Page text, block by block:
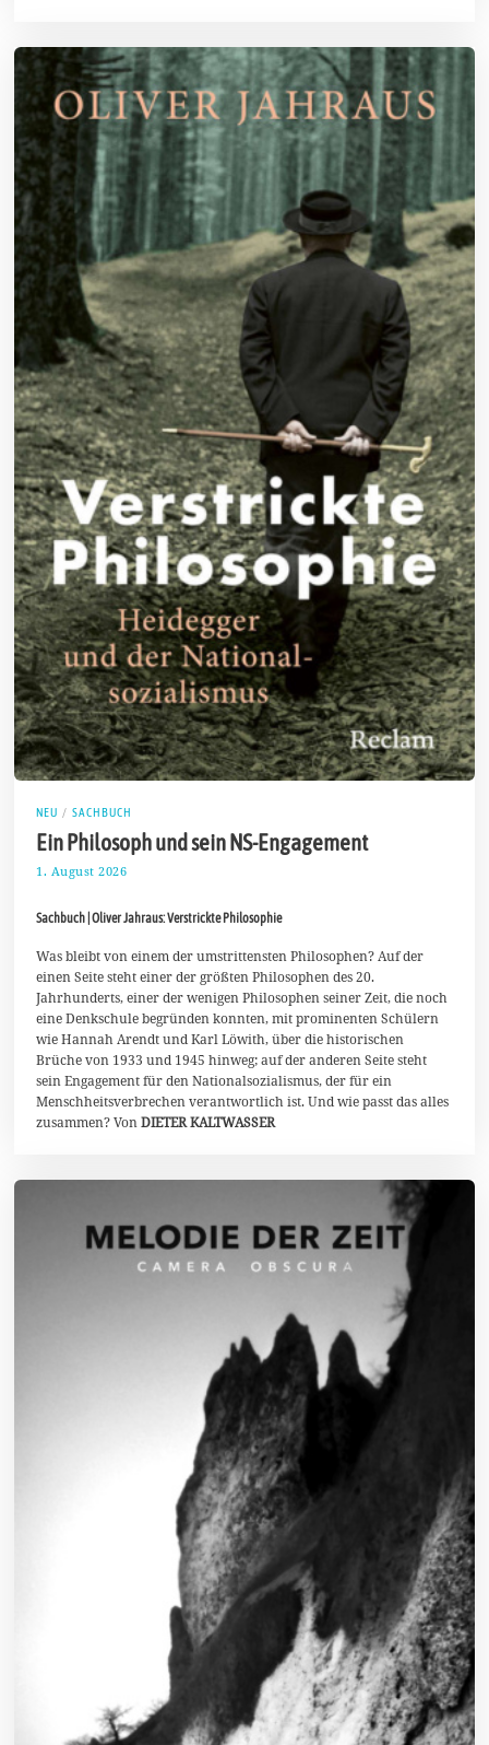
NEU / SACHBUCH
Ein Philosoph und sein NS-Engagement
1. August 2026
u
u
t
2
0
2
6
Sachbuch | Oliver Jahraus: Verstrickte Philosophie
Was bleibt von einem der umstrittensten Philosophen? Auf der
einen Seite steht einer der größten Philosophen des 20.
Jahrhunderts, einer der wenigen Philosophen seiner Zeit, die noch
eine Denkschule begründen konnten, mit prominenten Schülern
wie Hannah Arendt und Karl Löwith, über die historischen
Brüche von 1933 und 1945 hinweg; auf der anderen Seite steht
sein Engagement für den Nationalsozialismus, der für ein
Menschheitsverbrechen verantwortlich ist. Und wie passt das alles
zusammen? VonDIETER KALTWASSER